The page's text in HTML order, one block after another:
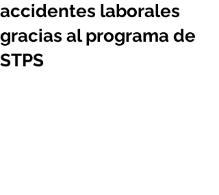
accidentes laborales
gracias al programa de
STPS